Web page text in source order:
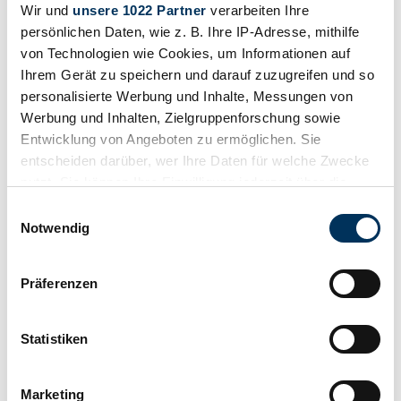
Wir und unsere 1022 Partner verarbeiten Ihre
persönlichen Daten, wie z. B. Ihre IP-Adresse, mithilfe
von Technologien wie Cookies, um Informationen auf
Ihrem Gerät zu speichern und darauf zuzugreifen und so
personalisierte Werbung und Inhalte, Messungen von
Werbung und Inhalten, Zielgruppenforschung sowie
Entwicklung von Angeboten zu ermöglichen. Sie
entscheiden darüber, wer Ihre Daten für welche Zwecke
Trigger Symbol ändern oder widerrufen
Informationen über Ihre geografische Lage
können
bestimmten Merkmalen (Fingerprinting) identifizieren
Notwendig
Präferenzen
Statistiken
Marketing